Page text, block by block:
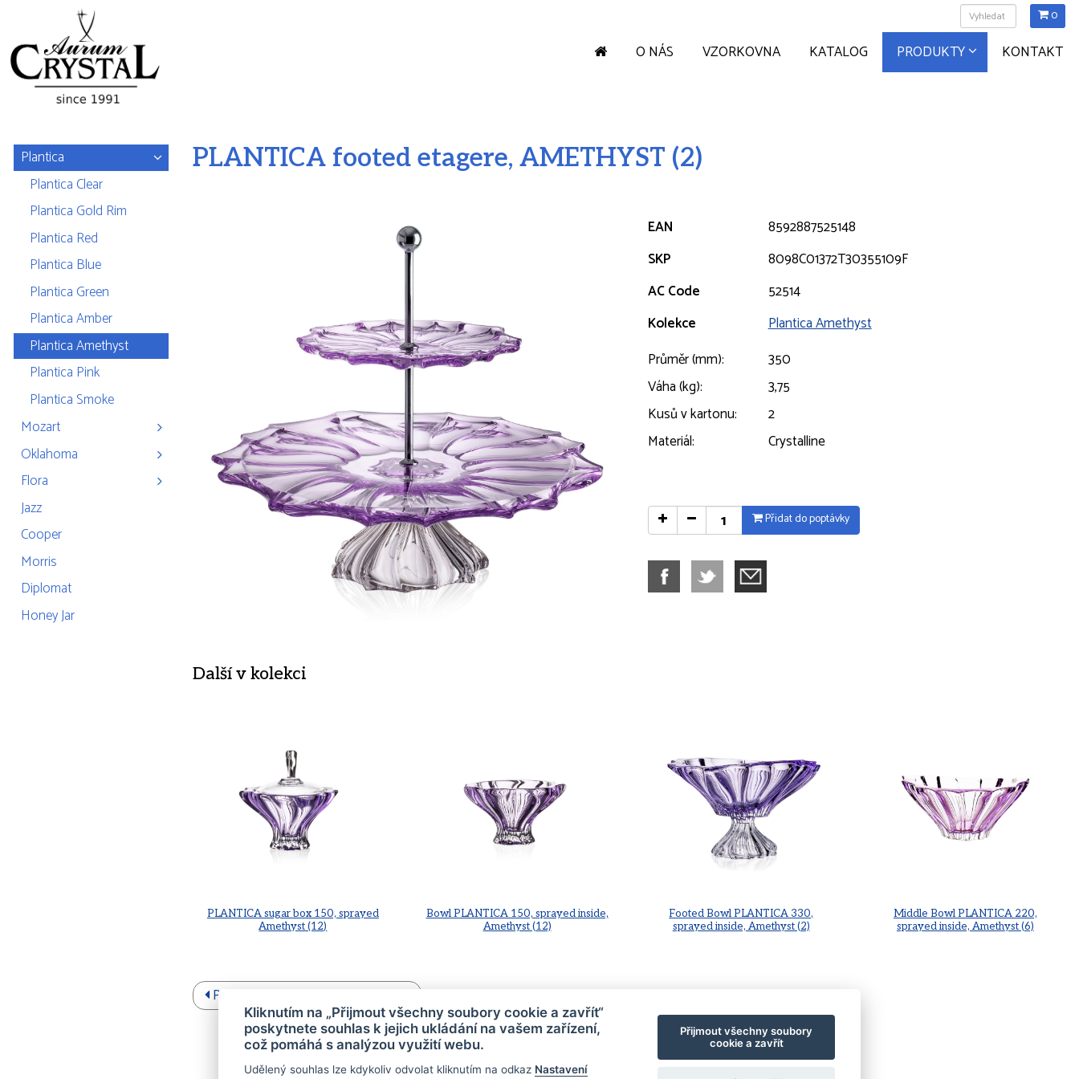
0
O NÁS VZORKOVNA KATALOG PRODUKTY KONTAKT
Plantica
Plantica Clear
Plantica Gold Rim
Plantica Red
Plantica Blue
Plantica Green
Plantica Amber
Plantica Amethyst
Plantica Pink
Plantica Smoke
Mozart
Oklahoma
Flora
Jazz
Cooper
Morris
Diplomat
Honey Jar
PLANTICA footed etagere, AMETHYST (2)
EAN
8592887525148
SKP
8098C01372T30355109F
AC Code
52514
Kolekce
Plantica Amethyst
Průměr (mm):
350
Váha (kg):
3,75
Kusů v kartonu:
2
Materiál:
Crystalline
Přidat do poptávky
Další v kolekci
PLANTICA sugar box 150, sprayed
Amethyst (12)
Bowl PLANTICA 150, sprayed inside,
Amethyst (12)
Footed Bowl PLANTICA 330,
sprayed inside, Amethyst (2)
Middle Bowl PLANTICA 220,
sprayed inside, Amethyst (6)
PLANTICA etagere, AMETHYST (4)
Kliknutím na „Přijmout všechny soubory cookie a zavřít“
poskytnete souhlas k jejich ukládání na vašem zařízení,
což pomáhá s analýzou využití webu.
Udělený souhlas lze kdykoliv odvolat kliknutím na odkaz Nastavení
Přijmout všechny soubory
cookie a zavřít